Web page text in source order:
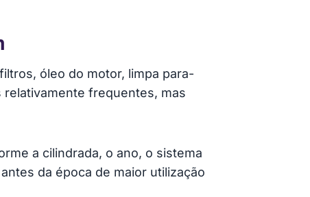
óleo do motor, limpa para-
relativamente frequentes, mas
a cilindrada, o ano, o sistema
da época de maior utilização